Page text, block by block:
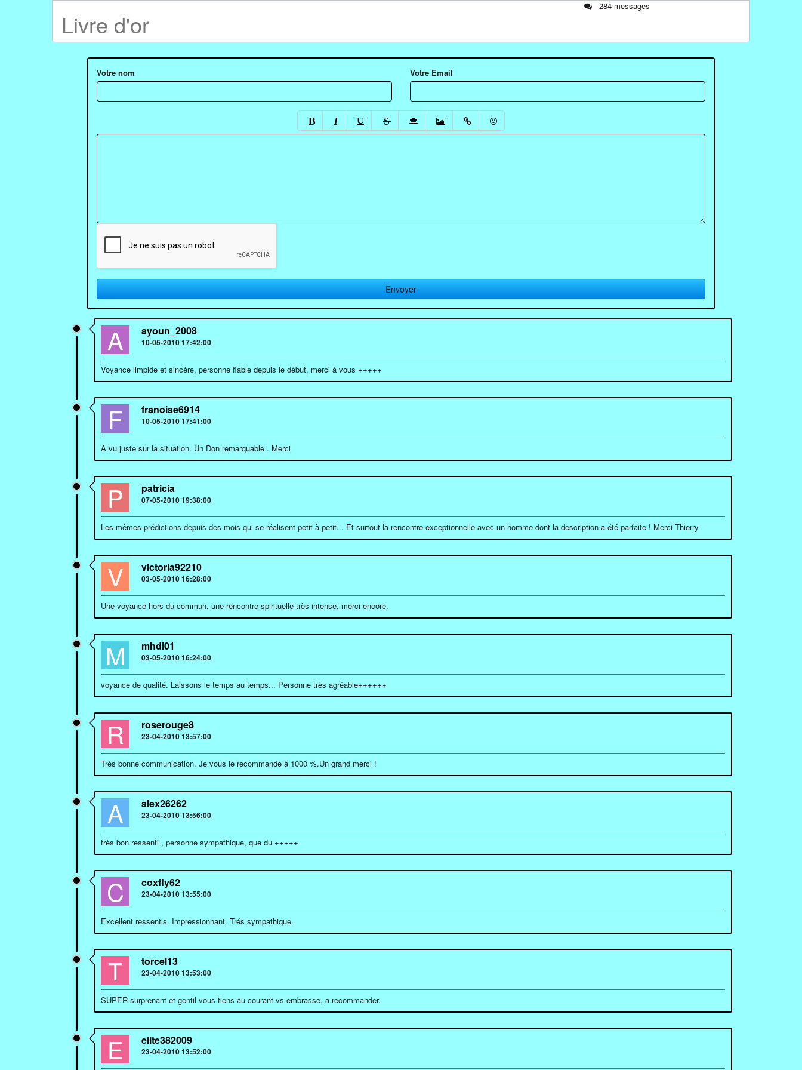
Livre d'or
284 messages
Votre nom Votre Email
A ayoun_2008
10-05-2010 17:42:00
Voyance limpide et sincère, personne fiable depuis le début, merci à vous +++++
F franoise6914
10-05-2010 17:41:00
A vu juste sur la situation. Un Don remarquable . Merci
P patricia
07-05-2010 19:38:00
Les mêmes prédictions depuis des mois qui se réalisent petit à petit... Et surtout la rencontre exceptionnelle avec un homme dont la description a été parfaite ! Merci Thierry
V victoria92210
03-05-2010 16:28:00
Une voyance hors du commun, une rencontre spirituelle très intense, merci encore.
M mhdi01
03-05-2010 16:24:00
voyance de qualité. Laissons le temps au temps... Personne très agréable++++++
R roserouge8
23-04-2010 13:57:00
Trés bonne communication. Je vous le recommande à 1000 %.Un grand merci !
A alex26262
23-04-2010 13:56:00
très bon ressenti , personne sympathique, que du +++++
C coxfly62
23-04-2010 13:55:00
Excellent ressentis. Impressionnant. Trés sympathique.
T torcel13
23-04-2010 13:53:00
SUPER surprenant et gentil vous tiens au courant vs embrasse, a recommander.
E elite382009
23-04-2010 13:52:00